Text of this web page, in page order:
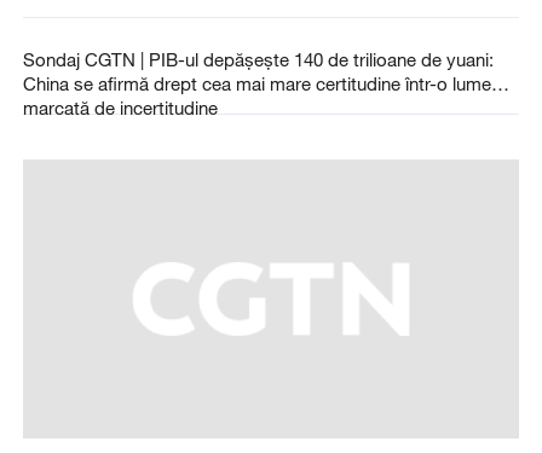
Sondaj CGTN | PIB-ul depășește 140 de trilioane de yuani:
China se afirmă drept cea mai mare certitudine într-o lume
marcată de incertitudine